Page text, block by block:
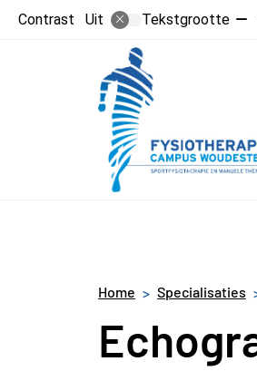
Contrast Uit Tekstgrootte
Home Specialisaties